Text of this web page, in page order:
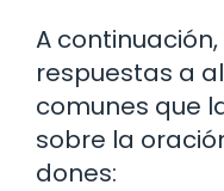
A
respuestas a
comunes que
sobre la
dones: